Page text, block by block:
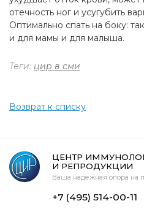
отечность ног и усугубить
Оптимально спать на боку:
и для мамы и для малыша.
Теги: цир в сми
Возврат к списку
ЦЕНТР
И РЕПРОДУКЦИИ
Ваша надежная опора на
+7 (495) 514-00-11